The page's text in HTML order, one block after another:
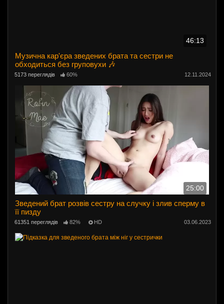
46:13
Музична кар'єра зведених брата та сестри не
обходиться без груповухи 🎶
5173 переглядів 60% 12.11.2024
25:00
Зведений брат розвів сестру на случку і злив сперму в
її пизду
61351 переглядів 82% HD 03.06.2023